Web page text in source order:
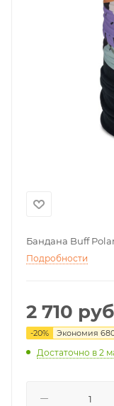
Бандана Buff
Подробности
2 710
-20% Экономия
Достаточно в 2